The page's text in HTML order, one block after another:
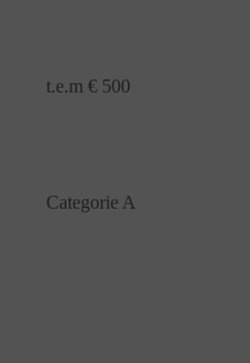
t.e.m € 500
Categorie A